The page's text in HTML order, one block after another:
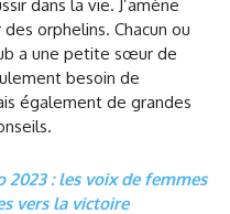
dans la vie. J’amène
orphelins. Chacun ou
a une petite sœur de
besoin de
également de grandes
2023 : les voix de femmes
vers la victoire